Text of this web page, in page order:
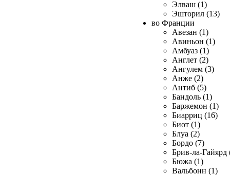
Элваш (1)
Эшторил (13)
во Франции
Авезан (1)
Авиньон (1)
Амбуаз (1)
Англет (2)
Ангулем (3)
Анже (2)
Антиб (5)
Бандоль (1)
Баржемон (1)
Биарриц (16)
Биот (1)
Блуа (2)
Бордо (7)
Брив-ла-Гайярд
Бюжа (1)
Вальбонн (1)